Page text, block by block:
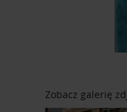
Zobacz galerię